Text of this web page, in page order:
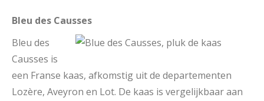
Bleu des Causses
Bleu des
Causses is
een Franse kaas, afkomstig uit de departementen
Lozère, Aveyron en Lot. De kaas is vergelijkbaar aan